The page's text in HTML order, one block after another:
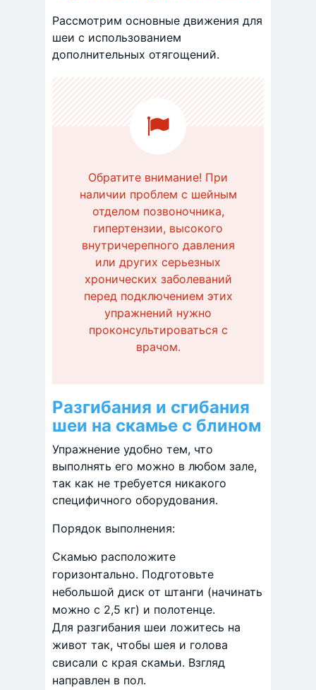
Рассмотрим основные движения для
шеи с использованием
дополнительных отягощений.
Обратите внимание! При
наличии проблем с шейным
отделом позвоночника,
гипертензии, высокого
внутричерепного давления
или других серьезных
хронических заболеваний
перед подключением этих
упражнений нужно
проконсультироваться с
врачом.
Разгибания и сгибания
шеи на скамье с блином
Упражнение удобно тем, что
выполнять его можно в любом зале,
так как не требуется никакого
специфичного оборудования.
Порядок выполнения:
Скамью расположите
горизонтально. Подготовьте
небольшой диск от штанги (начинать
можно с 2,5 кг) и полотенце.
Для разгибания шеи ложитесь на
живот так, чтобы шея и голова
свисали с края скамьи. Взгляд
направлен в пол.